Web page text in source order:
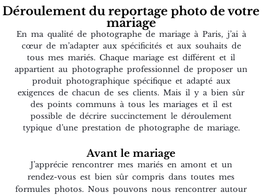
Déroulement du reportage photo de votre
mariage
En ma qualité de photographe de mariage à Paris, j’ai à
cœur de m’adapter aux spécificités et aux souhaits de
tous mes mariés. Chaque mariage est différent et il
appartient au photographe professionnel de proposer un
produit photographique spécifique et adapté aux
exigences de chacun de ses clients. Mais il y a bien sûr
des points communs à tous les mariages et il est
possible de décrire succinctement le déroulement
typique d’une prestation de photographe de mariage.
Avant le mariage
J’apprécie rencontrer mes mariés en amont et un
rendez-vous est bien sûr compris dans toutes mes
formules photos. Nous pouvons nous rencontrer autour